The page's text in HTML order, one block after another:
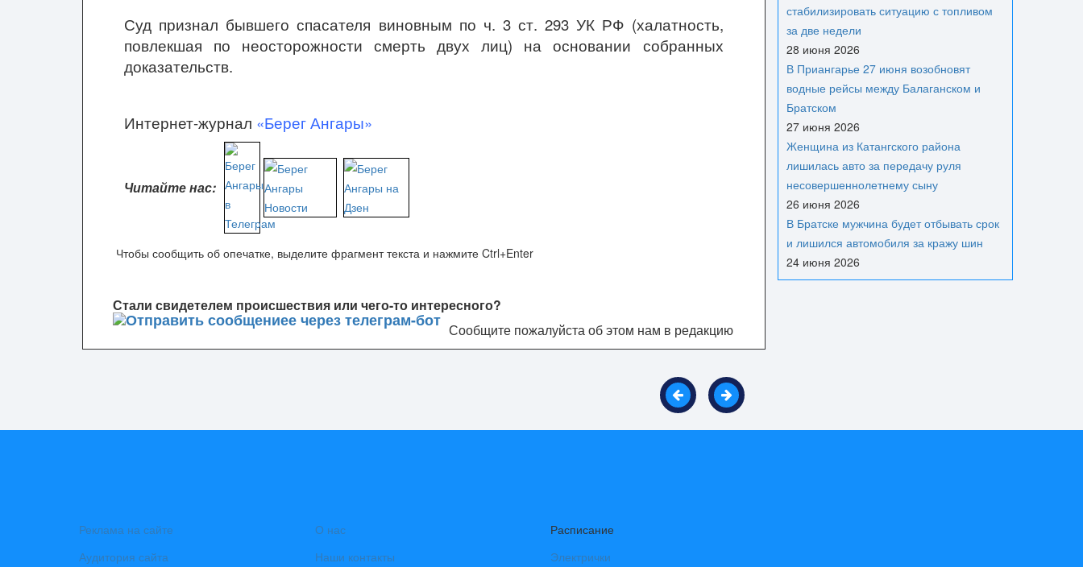
Суд признал бывшего спасателя виновным по ч. 3 ст. 293 УК РФ (халатность,
повлекшая по неосторожности смерть двух лиц) на основании собранных
доказательств.
Интернет-журнал «Берег Ангары»
Читайте нас:
Стали свидетелем происшествия или чего-то интересного?
Сообщите пожалуйста об этом нам в редакцию
Чтобы сообщить об опечатке, выделите фрагмент текста и нажмите Ctrl+Enter
стабилизировать ситуацию с топливом
за две недели
28 июня 2026
В Приангарье 27 июня возобновят
водные рейсы между Балаганском и
Братском
27 июня 2026
Женщина из Катангского района
лишилась авто за передачу руля
несовершеннолетнему сыну
26 июня 2026
В Братске мужчина будет отбывать срок
и лишился автомобиля за кражу шин
24 июня 2026
Реклама на сайте
Аудитория сайта
О нас
Наши контакты
Расписание
Электрички